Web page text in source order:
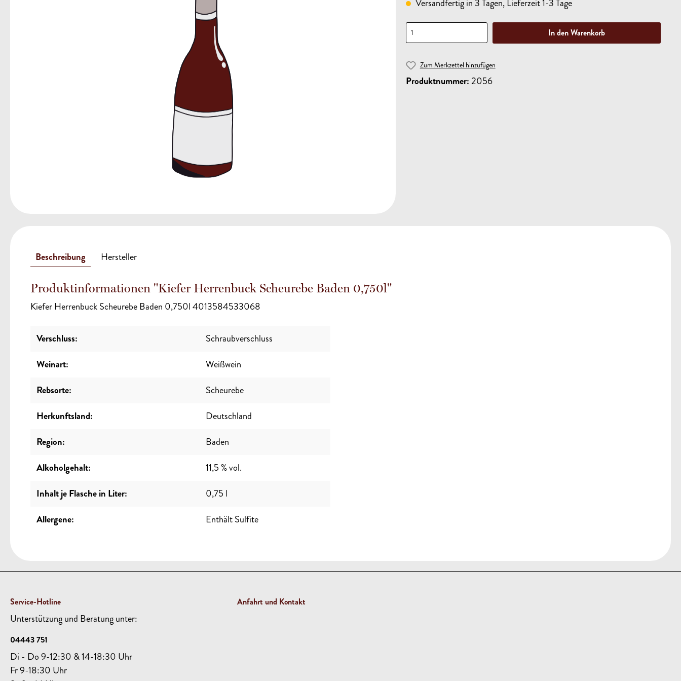
Versandfertig in 3 Tagen, Lieferzeit 1-3 Tage
In den Warenkorb
Zum Merkzettel hinzufügen
Produktnummer:2056
Beschreibung Hersteller
Produktinformationen "Kiefer Herrenbuck Scheurebe Baden 0,750l"
Kiefer Herrenbuck Scheurebe Baden 0,750l 4013584533068
Verschluss:
Schraubverschluss
Weinart:
Weißwein
Rebsorte:
Scheurebe
Herkunftsland:
Deutschland
Region:
Baden
Alkoholgehalt:
11,5 % vol.
Inhalt je Flasche in Liter:
0,75 l
Allergene:
Enthält Sulfite
Service-Hotline
Unterstützung und Beratung unter:
04443 751
Di - Do 9-12:30 & 14-18:30 Uhr
Fr 9-18:30 Uhr
Anfahrt und Kontakt